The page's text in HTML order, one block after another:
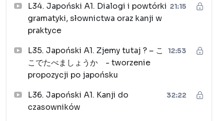
L34. Japoński A1. Dialogi i powtórki
gramatyki, słownictwa oraz kanji w
praktyce
21:15
L35. Japoński A1. Zjemy tutaj ? – こ
こでたべましょうか - tworzenie
propozycji po japońsku
12:53
L36. Japoński A1. Kanji do
czasowników
32:22